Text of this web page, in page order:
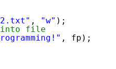
, "w" );
file
, fp);